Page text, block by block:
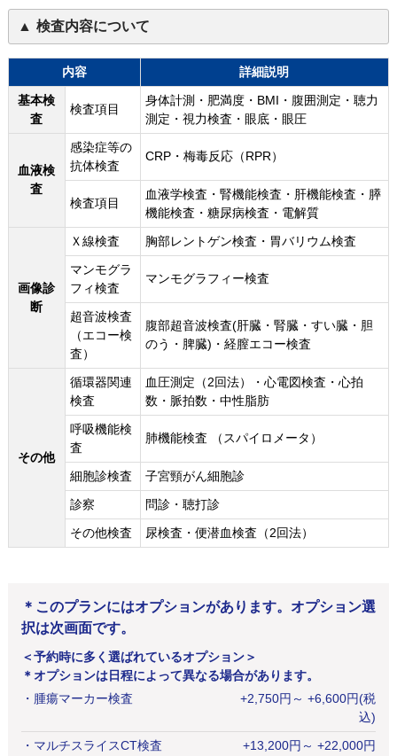
検査内容について
内容
詳細説明
基本検
査
検査項目
身体計測・肥満度・BMI・腹囲測定・聴力
測定・視力検査・眼底・眼圧
血液検
査
感染症等の
抗体検査
CRP・梅毒反応（RPR）
検査項目
血液学検査・腎機能検査・肝機能検査・膵
機能検査・糖尿病検査・電解質
画像診
断
Ｘ線検査
胸部レントゲン検査・胃バリウム検査
マンモグラ
フィ検査
マンモグラフィー検査
超音波検査
（エコー検
査）
腹部超音波検査(肝臓・腎臓・すい臓・胆
のう・脾臓)・経膣エコー検査
その他
循環器関連
検査
血圧測定（2回法）・心電図検査・心拍
数・脈拍数・中性脂肪
呼吸機能検
査
肺機能検査 （スパイロメータ）
細胞診検査
子宮頸がん細胞診
診察
問診・聴打診
その他検査
尿検査・便潜血検査（2回法）
＊このプランにはオプションがあります。オプション選
択は次画面です。
＜予約時に多く選ばれているオプション＞
＊オプションは日程によって異なる場合があります。
・ 腫瘍マーカー検査 +2,750円 ～ +6,600円(税
込)
・ マルチスライスCT検査 +13,200円 ～ +22,000円